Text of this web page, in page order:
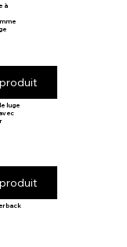
à
luge